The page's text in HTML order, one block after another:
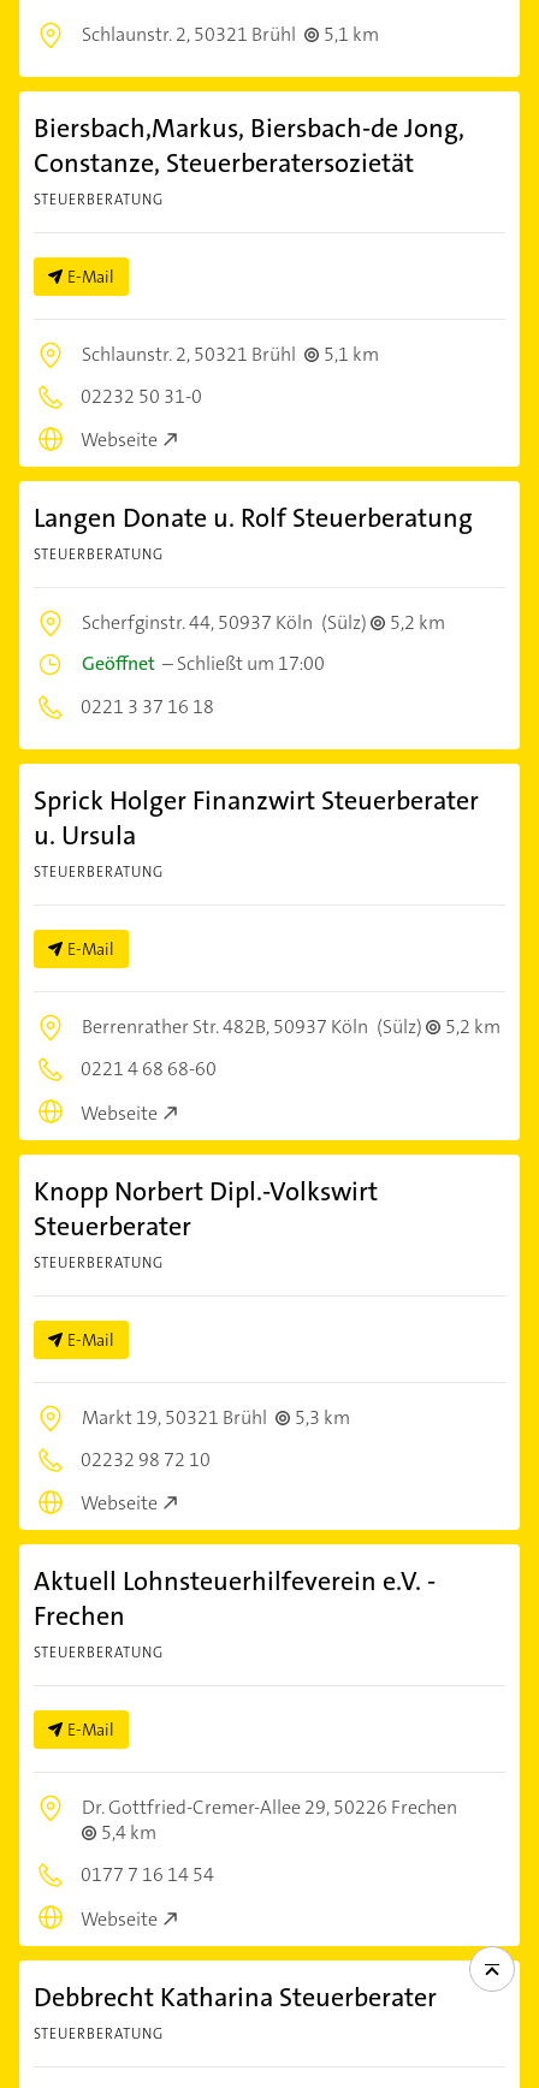
Schlaunstr. 2,50321 Brühl 5,1 km
Biersbach,Markus, Biersbach-de Jong,
Constanze, Steuerberatersozietät
STEUERBERATUNG
E-Mail
Schlaunstr. 2,50321 Brühl
5,1 km
02232 50 31-0
Webseite
Langen Donate u. Rolf Steuerberatung
STEUERBERATUNG
Scherfginstr. 44,50937 Köln (Sülz)
5,2 km
Geöffnet –Schließt um 17:00
0221 3 37 16 18
Sprick Holger Finanzwirt Steuerberater
u. Ursula
STEUERBERATUNG
E-Mail
Berrenrather Str. 482B,50937 Köln (Sülz)
5,2 km
0221 4 68 68-60
Webseite
Knopp Norbert Dipl.-Volkswirt
Steuerberater
STEUERBERATUNG
E-Mail
Markt 19,50321 Brühl
5,3 km
02232 98 72 10
Webseite
Aktuell Lohnsteuerhilfeverein e.V. -
Frechen
STEUERBERATUNG
E-Mail
Dr. Gottfried-Cremer-Allee 29,50226 Frechen
5,4 km
0177 7 16 14 54
Webseite
Debbrecht Katharina Steuerberater
STEUERBERATUNG